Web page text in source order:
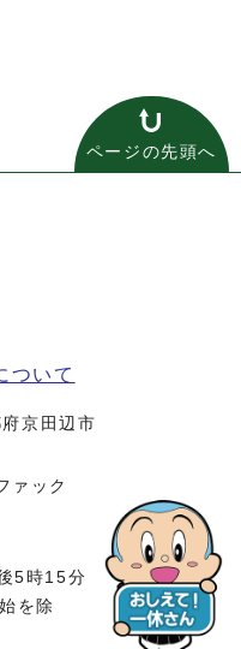
ページの先頭へ
ついて
京田辺市
ァック
5時15分
を除